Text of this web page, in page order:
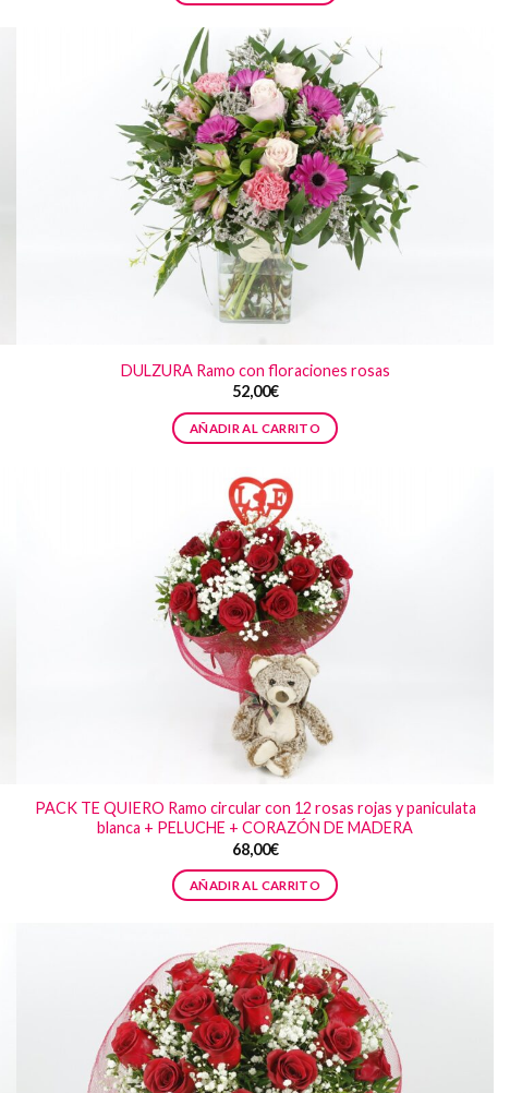
DULZURA Ramo con floraciones rosas
52,00€
AÑADIR AL CARRITO
PACK TE QUIERO Ramo circular con 12 rosas rojas y paniculata
blanca + PELUCHE + CORAZÓN DE MADERA
68,00€
AÑADIR AL CARRITO